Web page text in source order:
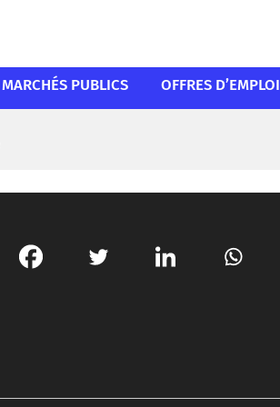
MARCHÉS PUBLICS OFFRES D’EMPLOI